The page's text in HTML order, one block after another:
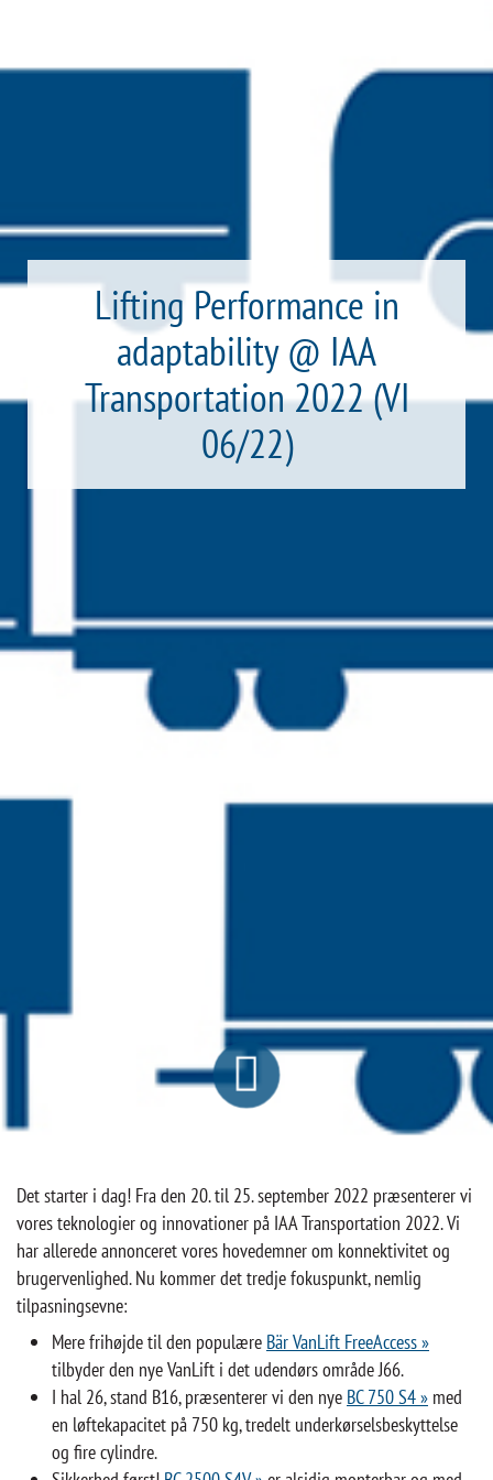
Lifting Performance in
adaptability @ IAA
Transportation 2022 (VI
06/22)
Det starter i dag! Fra den 20. til 25. september 2022 præsenterer vi
vores teknologier og innovationer på IAA Transportation 2022. Vi
har allerede annonceret vores hovedemner om konnektivitet og
brugervenlighed. Nu kommer det tredje fokuspunkt, nemlig
tilpasningsevne:
Mere frihøjde til den populære Bär VanLift FreeAccess »
tilbyder den nye VanLift i det udendørs område J66.
I hal 26, stand B16, præsenterer vi den nye BC 750 S4 » med
en løftekapacitet på 750 kg, tredelt underkørselsbeskyttelse
og fire cylindre.